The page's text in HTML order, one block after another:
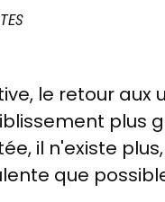
le retour
plus
il n'existe
que